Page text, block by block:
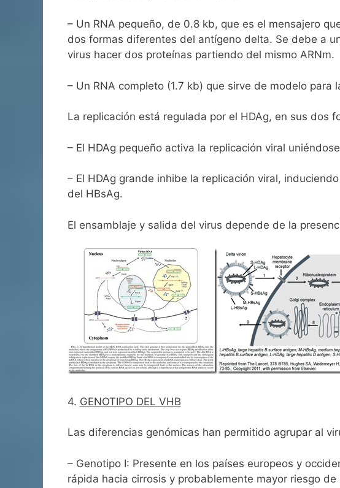
– Un RNA pequeño, de 0.8 kb, que es el mensajero
dos formas diferentes del antígeno delta. Se debe a
virus hacer dos proteínas partiendo del mismo ARNm.
– Un RNA completo (1.7 kb) que sirve de modelo para
La replicación está regulada por el HDAg, en sus dos
– El HDAg pequeño activa la replicación viral
– El HDAg grande inhibe la replicación viral,
del HBsAg.
El ensamblaje y salida del virus depende de la
4. GENOTIPO DEL VHB
Las diferencias genómicas han permitido agrupar al
– Genotipo I: Presente en los países europeos y
rápida hacia cirrosis y probablemente mayor riesgo